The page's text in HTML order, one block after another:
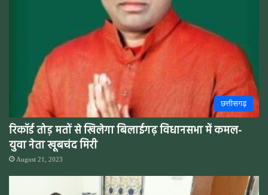
छत्तीसगढ़
रिकॉर्ड तोड़ मतों से खिलेगा बिलाईगढ़ विधानसभा में कमल-
युवा नेता खूबचंद मिरी
August 21, 2023